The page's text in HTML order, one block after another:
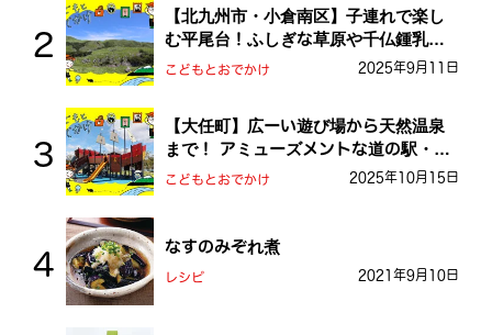
【北九州市・小倉南区】子連れで楽し
む平尾台！ふしぎな草原や千仏鍾乳洞
を探検しよう！
こどもとおでかけ 2025年9月11日
【大任町】広ーい遊び場から天然温泉
まで！ アミューズメントな道の駅・お
おとう桜街道
こどもとおでかけ 2025年10月15日
なすのみぞれ煮
レシピ 2021年9月10日